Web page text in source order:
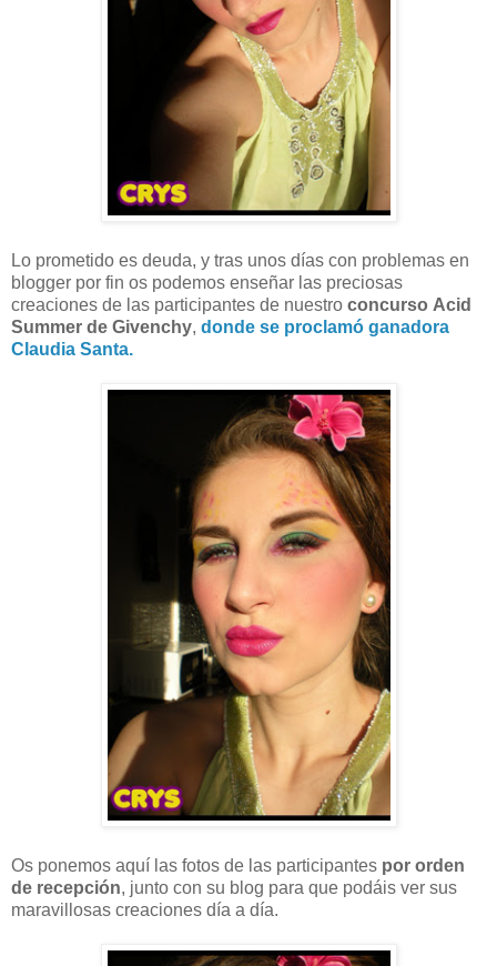
Lo prometido es deuda, y tras unos días con problemas en
blogger por fin os podemos enseñar las preciosas
creaciones de las participantes de nuestro concurso Acid
Summer de Givenchy, donde se proclamó ganadora
Claudia Santa.
Os ponemos aquí las fotos de las participantes por orden
de recepción, junto con su blog para que podáis ver sus
maravillosas creaciones día a día.